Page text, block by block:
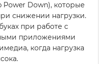
Power Down), которые
снижении нагрузки.
при работе с
приложениями
когда нагрузка